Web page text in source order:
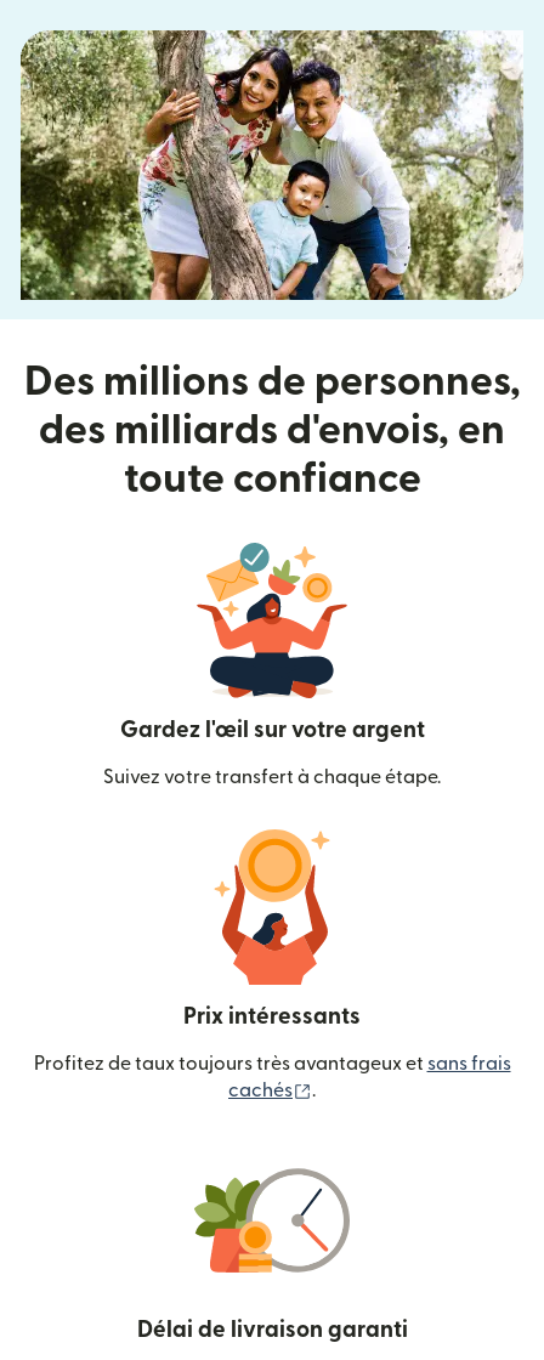
Des millions de personnes,
des milliards d'envois, en
toute confiance
Gardez l'œil sur votre argent
Suivez votre transfert à chaque étape.
Prix intéressants
Profitez de taux toujours très avantageux et sans frais
cachés
.
Délai de livraison garanti